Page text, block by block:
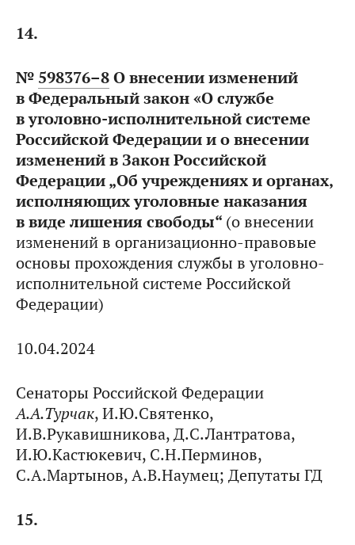
14.
№ 598376–8О внесении изменений
в Федеральный закон «О службе
в уголовно-исполнительной системе
Российской Федерации и о внесении
изменений в Закон Российской
Федерации „Об учреждениях и органах,
исполняющих уголовные наказания
в виде лишения свободы“ (о внесении
изменений в организационно-правовые
основы прохождения службы в уголовно-
исполнительной системе Российской
Федерации)
10.04.2024
Сенаторы Российской Федерации
А.А.Турчак, И.Ю.Святенко,
И.В.Рукавишникова, Д.С.Лантратова,
И.Ю.Кастюкевич, С.Н.Перминов,
С.А.Мартынов, А.В.Наумец; Депутаты ГД
15.